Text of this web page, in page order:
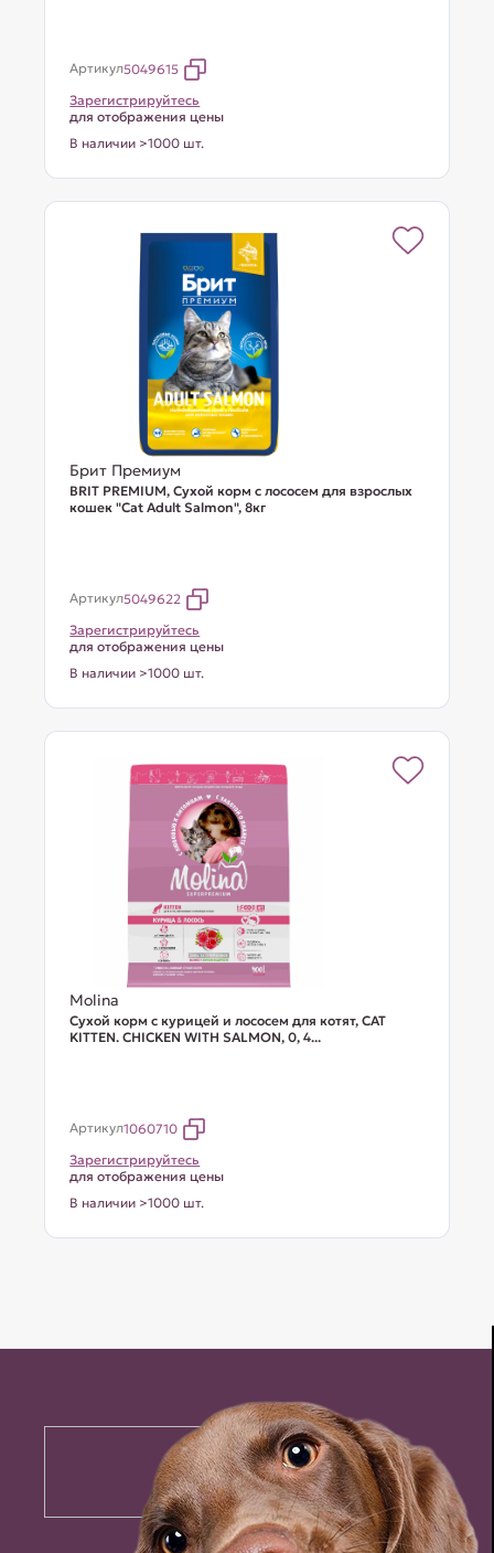
Артикул5049615
Зарегистрируйтесь
для отображения цены
В наличии >1000 шт.
Брит Премиум
BRIT PREMIUM, Сухой корм с лососем для взрослых
кошек "Cat Adult Salmon", 8кг
Артикул5049622
Зарегистрируйтесь
для отображения цены
В наличии >1000 шт.
Molina
Сухой корм с курицей и лососем для котят, CAT
KITTEN. CHICKEN WITH SALMON, 0, 4...
Артикул1060710
Зарегистрируйтесь
для отображения цены
В наличии >1000 шт.